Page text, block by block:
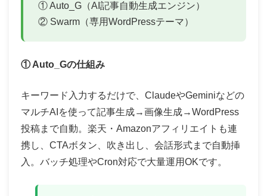
① Auto_G（AI記事自動生成エンジン）
② Swarm（専用WordPressテーマ）
① Auto_Gの仕組み
キーワード入力するだけで、ClaudeやGeminiなどの
マルチAIを使って記事生成→画像生成→WordPress
投稿まで自動。楽天・Amazonアフィリエイトも連
携し、CTAボタン、吹き出し、会話形式まで自動挿
入。バッチ処理やCron対応で大量運用OKです。